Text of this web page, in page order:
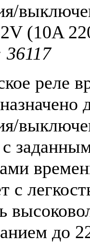
(10A
реле
с
с
до